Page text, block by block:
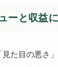
ーと収益
た目の悪さ